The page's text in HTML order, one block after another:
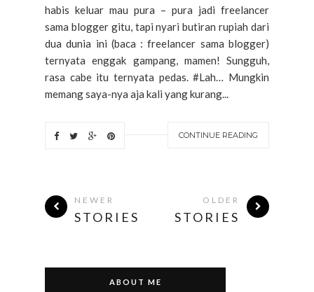
habis keluar mau pura – pura jadi freelancer
sama blogger gitu, tapi nyari butiran rupiah dari
dua dunia ini (baca : freelancer sama blogger)
ternyata enggak gampang, mamen! Sungguh,
rasa cabe itu ternyata pedas. #Lah… Mungkin
memang saya-nya aja kali yang kurang...
CONTINUE READING
NEWER
STORIES
OLDER
STORIES
ABOUT ME